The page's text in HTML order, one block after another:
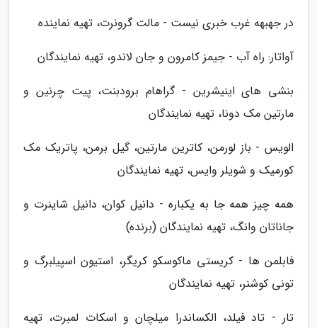
در جهبهه غرب خبری نیست - مالت گرونرت، تهیه نماینده
آواتار: راه آب - جیمز کامرون و جان لاندو، تهیه نمایندگان
بنشی های اینیشرین - گراهام برودبنت، پیت چرنین و
مارتین مک دونا، تهیه نمایندگان
الویس - باز لورمن، کاترین مارتین، گیل برمن، پاتریک مک
کورمیک و شویلر وایس، تهیه نمایندگان
همه چیز همه جا به یکباره - دانیل کوان، دانیل شاینرت و
جاناتان وانگ، تهیه نمایندگان (برنده)
فابلمن ها - کریستی ماکوسکو کریگر، استیون اسپیلبرگ و
تونی کوشنر، تهیه نمایندگان
تار - تاد فیلد، الکساندرا میلچان و اسکات لمبرت، تهیه